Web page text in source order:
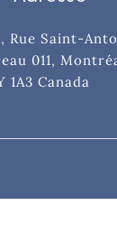
Rue Saint-
011,
1A3 Canada